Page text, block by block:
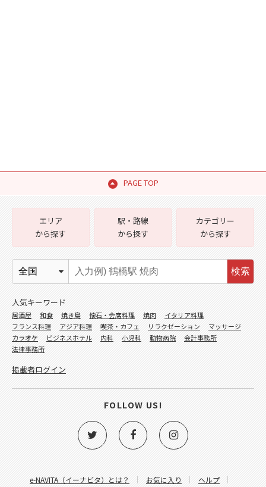
PAGE TOP
e-NAVITA（イーナビタ）とは？ お気に入り ヘルプ
エリア
から探す
駅・路線
から探す
カテゴリー
から探す
検索
人気キーワード
居酒屋 和食 焼き鳥 懐石・会席料理 焼肉
イタリア料理
フランス料理
アジア料理 喫茶・カフェ リラクゼーション
マッサージ
カラオケ
ビジネスホテル 内科 小児科 動物病院
会計事務所
法律事務所
掲載者ログイン
FOLLOW US!